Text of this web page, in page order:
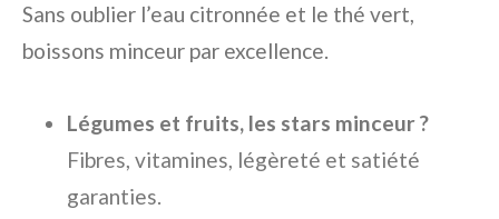
Sans oublier l’eau citronnée et le thé vert,
boissons minceur par excellence.
Légumes et fruits, les stars minceur ?
Fibres, vitamines, légèreté et satiété
garanties.